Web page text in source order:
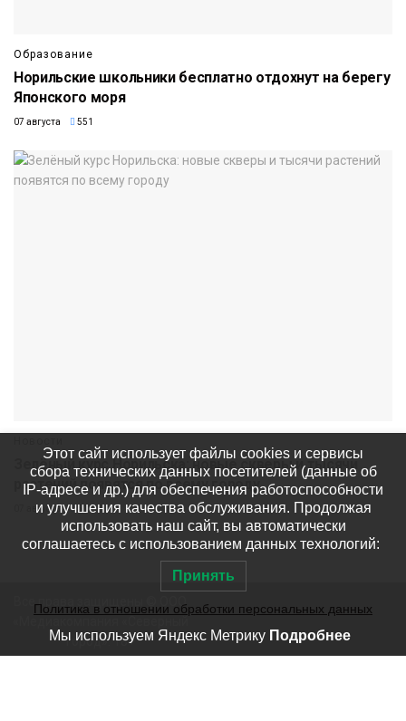
Образование
Норильские школьники бесплатно отдохнут на берегу
Японского моря
07 августа 551
Зелёный курс Норильска: новые скверы и тысячи
растений появятся по всему городу
07 августа 512
Все права защищены © ООО
город». 18+
Этот сайт использует файлы cookies и сервисы
сбора технических данных посетителей (данные об
IP-адресе и др.) для обеспечения работоспособности
и улучшения качества обслуживания. Продолжая
использовать наш сайт, вы автоматически
соглашаетесь с использованием данных технологий:
Принять
Политика в отношении обработки персональных данных
Мы используем Яндекс Метрику Подробнее